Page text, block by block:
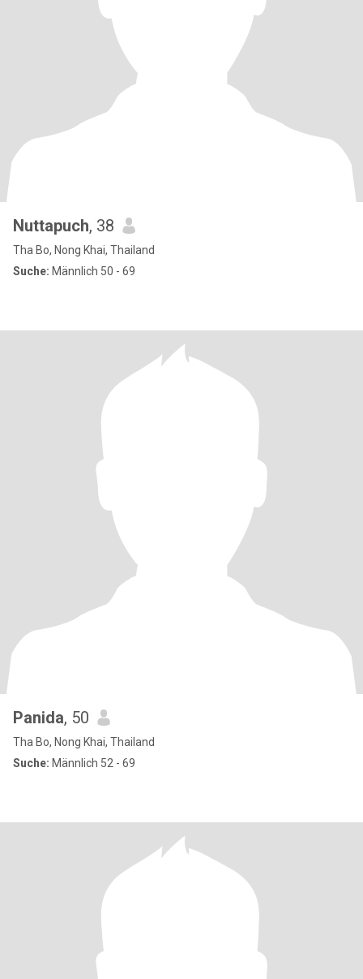
Nuttapuch, 38
Tha Bo, Nong Khai, Thailand
Suche: Männlich 50 - 69
Panida, 50
Tha Bo, Nong Khai, Thailand
Suche: Männlich 52 - 69